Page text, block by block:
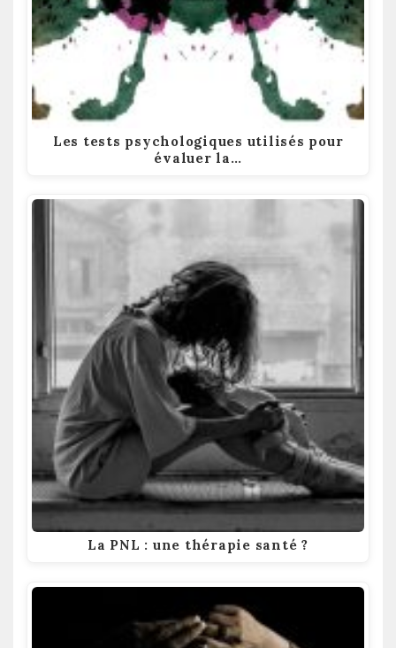
Les tests psychologiques utilisés pour
évaluer la…
La PNL : une thérapie santé ?